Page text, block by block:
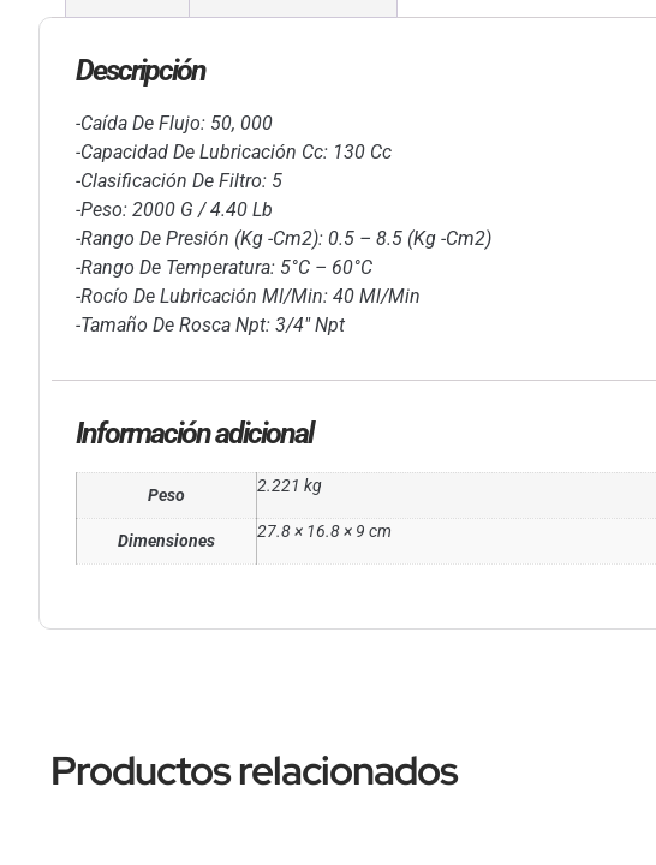
Descripción
-Caída De Flujo: 50, 000
-Capacidad De Lubricación Cc: 130 Cc
-Clasificación De Filtro: 5
-Peso: 2000 G / 4.40 Lb
-Rango De Presión (Kg -Cm2): 0.5 – 8.5 (Kg -Cm2)
-Rango De Temperatura: 5°C – 60°C
-Rocío De Lubricación Ml/Min: 40 Ml/Min
-Tamaño De Rosca Npt: 3/4″ Npt
Información adicional
Peso 2.221 kg
Dimensiones 27.8 × 16.8 × 9 cm
Productos relacionados